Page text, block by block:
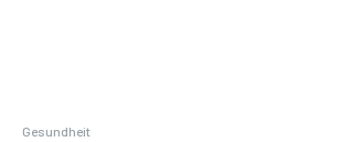
Gesundheit